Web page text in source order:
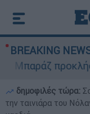
BREAKING
δημοφιλές τώρα:
την ταινιάρα του